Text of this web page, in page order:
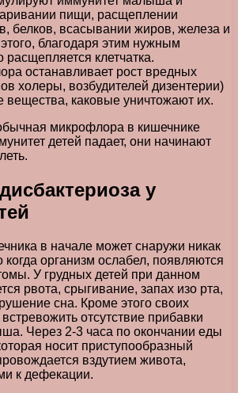
пищи, расщеплении
белков, всасывании жиров, железа и
благодаря этим нужным
клетчатка.
останавливает рост вредных
холеры, возбудителей дизентерии)
вещества, каковые уничтожают их.
микрофлора в кишечнике
детей падает, они начинают
у
в начале может снаружи никак
когда организм ослабел, появляются
У грудных детей при данном
рвота, срыгивание, запах изо рта,
сна. Кроме этого своих
отсутствие прибавки
Через 2-3 часа по окончании еды
носит приступообразный
вздутием живота,
к дефекации.